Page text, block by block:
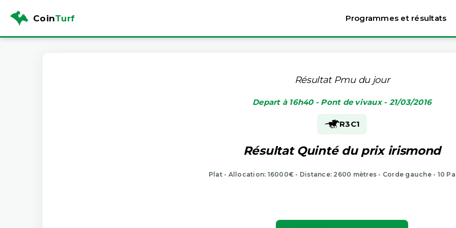
CoinTurf Programmes et résultats
Résultat Pmu du jour
Depart à 16h40 - Pont de vivaux - 21/03/2016
R3C1
Résultat Quinté du prix irismond
Plat - Allocation: 16000€ - Distance: 2600 mètres - Corde gauche - 10